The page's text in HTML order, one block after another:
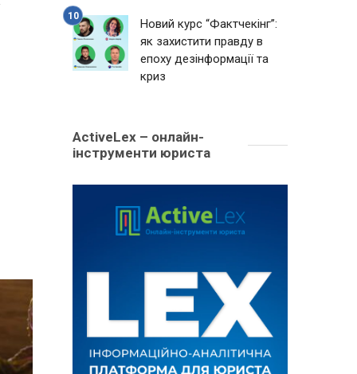
Новий курс “Фактчекінг”:
як захистити правду в
епоху дезінформації та
криз
ActiveLex – онлайн-
інструменти юриста